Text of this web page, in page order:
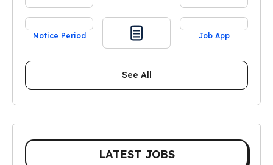
Notice Period Job App
See All
LATEST JOBS